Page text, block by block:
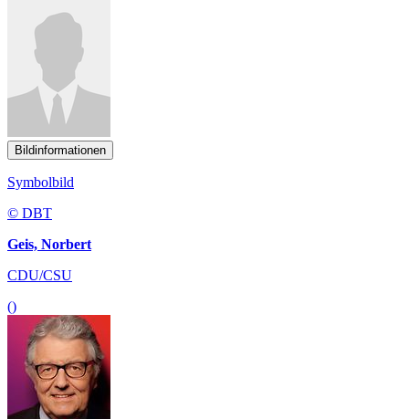
Bildinformationen
Symbolbild
© DBT
Geis, Norbert
CDU/CSU
()